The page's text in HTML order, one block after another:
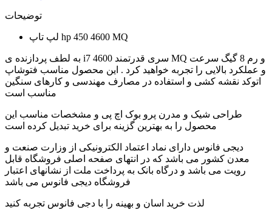
توضیحات
لپ تاپ hp 450 4600 MQ
به لطف پردازنده ی i7 4600 سری قدرتمند MQ و رم 8 گیگ سرعت
و عملکرد بالایی را تجربه خواهید کرد . این محصول مناسب فتوشاپ
اتوکد نقشه کشی و استفاده در مصارف مهندسی و کارهای سنگین
طراحی شیک و مدرن پرو بوک اچ پی و مشخصات مناسب این
دیجی فانوس دارای نماد اعتماد الکترونیکی از وزارت صنعت و
معدن کشور می باشد که در انتهای صفحه اصلی فروشگاه قابل
رویت می باشد و درگاه بانک به پرداخت ملت از نشانهای اعتبار
فروشگاه دیجی فانوس می باشد
لذت خرید اسان و بهینه را با دجی فانوس تجربه کنید